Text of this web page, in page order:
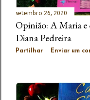
setembro 26, 2020
Opinião: A Maria
Diana Pedreira
Partilhar Enviar um